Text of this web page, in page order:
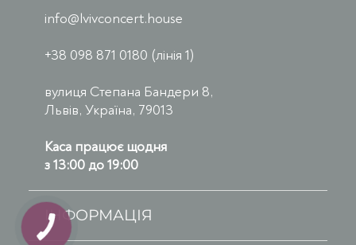
info@lvivconcert.house
+38 098 871 0180 (лінія 1)
вулиця Степана Бандери 8,
Львів, Україна, 79013
Каса працює щодня
з 13:00 до 19:00
ІНФОРМАЦІЯ